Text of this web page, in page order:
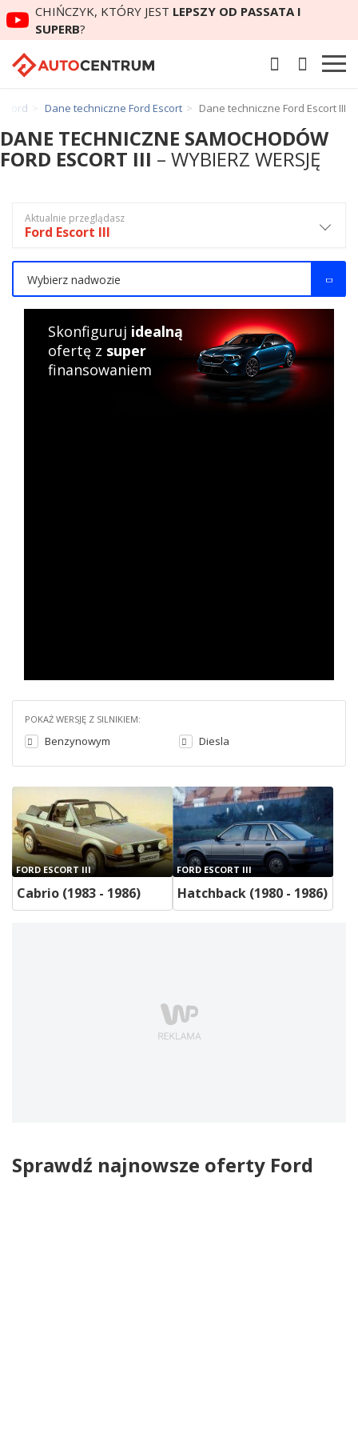
CHIŃCZYK, KTÓRY JEST LEPSZY OD PASSATA I
SUPERB?
Ford Dane techniczne Ford Escort Dane techniczne Ford Escort III
DANE TECHNICZNE SAMOCHODÓW
FORD ESCORT III – WYBIERZ WERSJĘ
POKAŻ WERSJĘ Z SILNIKIEM:
Benzynowym Diesla
FORD ESCORT III
Cabrio (1983 - 1986)
FORD ESCORT III
Hatchback (1980 - 1986)
Sprawdź najnowsze oferty Ford
Aktualnie przeglądasz
Ford Escort III
Wybierz nadwozie
Skonfiguruj idealną
ofertę z super
finansowaniem